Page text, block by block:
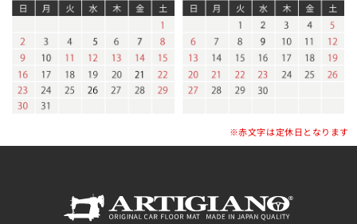
※赤文字は定休日となります